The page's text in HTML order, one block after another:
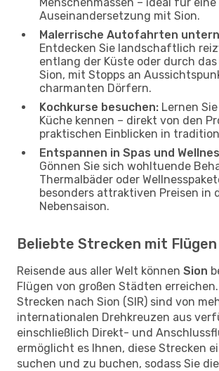
Auseinandersetzung mit Sion.
Malerrische Autofahrten
Entdecken Sie landschaftlich
entlang der Küste oder durch
Sion, mit Stopps an
charmanten Dörfern.
Kochkurse besuchen: Lernen
Küche kennen – direkt von den
praktischen Einblicken in
Entspannen in Spas und
Gönnen Sie sich wohltuende
Thermalbäder oder
besonders attraktiven Preisen in
Nebensaison.
Beliebte Strecken mit Flügen
Reisende aus aller Welt können Sion
Flügen von großen Städten
Strecken nach Sion (SIR) sind von
internationalen Drehkreuzen aus
einschließlich Direkt- und
ermöglicht es Ihnen, diese Strecken
suchen und zu buchen, sodass Sie